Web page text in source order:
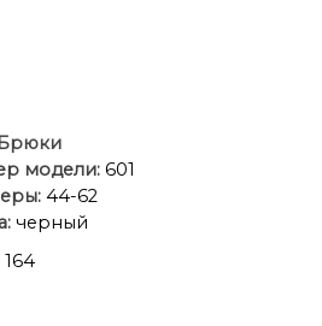
Брюки
модели: 601
44-62
черный
164